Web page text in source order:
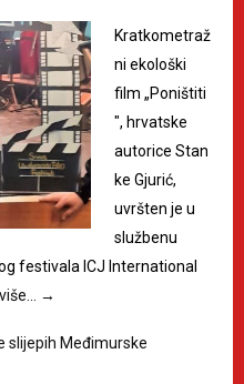
Kratkometraž
ni ekološki
film „Poništiti
", hrvatske
autorice Stan
ke Gjurić,
uvršten je u
službenu
festivala ICJ International
→
slijepih Međimurske